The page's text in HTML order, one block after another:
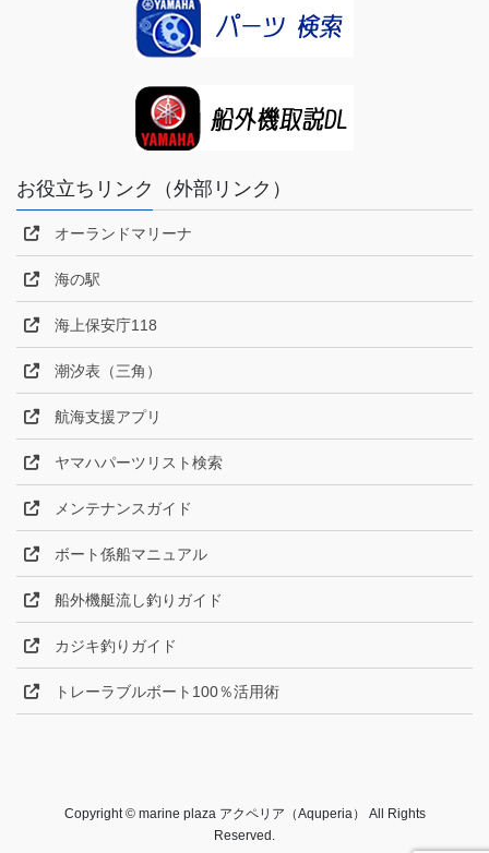
お役立ちリンク（外部リンク）
オーランドマリーナ
海の駅
海上保安庁118
潮汐表（三角）
航海支援アプリ
ヤマハパーツリスト検索
メンテナンスガイド
ボート係船マニュアル
船外機艇流し釣りガイド
カジキ釣りガイド
トレーラブルボート100％活用術
Copyright © marine plaza アクペリア（Aquperia） All Rights
Reserved.